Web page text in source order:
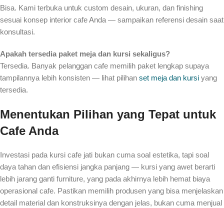
Bisa. Kami terbuka untuk custom desain, ukuran, dan finishing
sesuai konsep interior cafe Anda — sampaikan referensi desain saat
konsultasi.
Apakah tersedia paket meja dan kursi sekaligus?
Tersedia. Banyak pelanggan cafe memilih paket lengkap supaya
tampilannya lebih konsisten — lihat pilihan set meja dan kursi yang
tersedia.
Menentukan Pilihan yang Tepat untuk
Cafe Anda
Investasi pada kursi cafe jati bukan cuma soal estetika, tapi soal
daya tahan dan efisiensi jangka panjang — kursi yang awet berarti
lebih jarang ganti furniture, yang pada akhirnya lebih hemat biaya
operasional cafe. Pastikan memilih produsen yang bisa menjelaskan
detail material dan konstruksinya dengan jelas, bukan cuma menjual